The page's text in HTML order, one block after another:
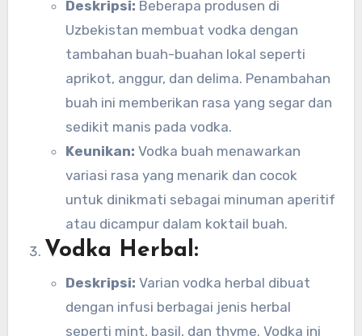
Deskripsi: Beberapa produsen di
Uzbekistan membuat vodka dengan
tambahan buah-buahan lokal seperti
aprikot, anggur, dan delima. Penambahan
buah ini memberikan rasa yang segar dan
sedikit manis pada vodka.
Keunikan: Vodka buah menawarkan
variasi rasa yang menarik dan cocok
untuk dinikmati sebagai minuman aperitif
atau dicampur dalam koktail buah.
Vodka Herbal:
Deskripsi: Varian vodka herbal dibuat
dengan infusi berbagai jenis herbal
seperti mint, basil, dan thyme. Vodka ini